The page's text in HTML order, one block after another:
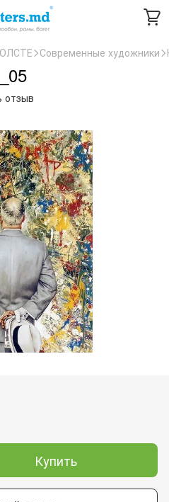
Современные художники
отзыв
Купить